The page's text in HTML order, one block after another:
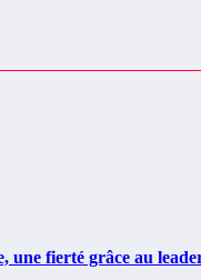
fierté grâce au